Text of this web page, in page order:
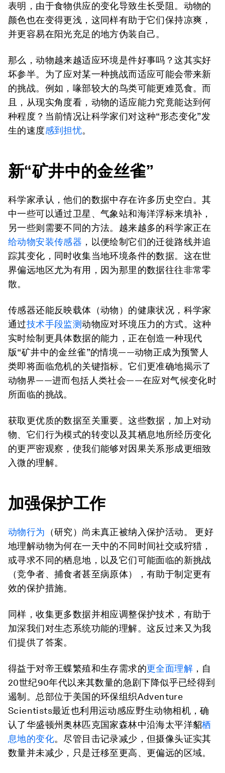
表明，由于食物供应的变化导致生长受阻。动物的
颜色也在变得更浅，这同样有助于它们保持凉爽，
并更容易在阳光充足的地方伪装自己。
那么，动物越来越适应环境是件好事吗？这其实好
坏参半。为了应对某一种挑战而适应可能会带来新
的挑战。例如，喙部较大的鸟类可能更难觅食。而
且，从现实角度看，动物的适应能力究竟能达到何
种程度？当前情况让科学家们对这种“形态变化”发
生的速度感到担忧。
新“矿井中的金丝雀”
科学家承认，他们的数据中存在许多历史空白。其
中一些可以通过卫星、气象站和海洋浮标来填补，
另一些则需要不同的方法。越来越多的科学家正在
给动物安装传感器 ，以便绘制它们的迁徙路线并追
踪其变化，同时收集当地环境条件的数据。这在世
界偏远地区尤为有用，因为那里的数据往往非常零
散。
传感器还能反映载体（动物）的健康状况，科学家
通过技术手段监测动物应对环境压力的方式。这种
实时绘制更具体数据的能力，正在创造一种现代
版“矿井中的金丝雀”的情境——动物正成为预警人
类即将面临危机的关键指标。它们更准确地揭示了
动物界——进而包括人类社会——在应对气候变化时
所面临的挑战。
获取更优质的数据至关重要。这些数据，加上对动
物、它们行为模式的转变以及其栖息地所经历变化
的更严密观察，使我们能够对因果关系形成更细致
入微的理解。
加强保护工作
动物行为 （研究）尚未真正被纳入保护活动。 更好
地理解动物为何在一天中的不同时间社交或狩猎，
或寻求不同的栖息地，以及它们可能面临的新挑战
（竞争者、捕食者甚至病原体），有助于制定更有
效的保护措施。
同样，收集更多数据并相应调整保护技术，有助于
加深我们对生态系统功能的理解。这反过来又为我
们提供了答案。
得益于对帝王蝶繁殖和生存需求的更全面理解 ，自
20世纪90年代以来其数量的急剧下降似乎已经得到
遏制。总部位于美国的环保组织Adventure
Scientists最近也利用运动感应野生动物相机，确
认了华盛顿州奥林匹克国家森林中沿海太平洋貂栖
息地的变化。尽管目击记录减少，但摄像头证实其
数量并未减少，只是迁移至更高、更偏远的区域。